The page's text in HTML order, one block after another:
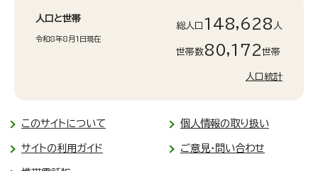
人口と世帯
令和8年8月1日現在
総人口 148,628 人
世帯数80,172世帯
人口統計
このサイトについて 個人情報の取り扱い
サイトの利用ガイド ご意見・問い合わせ